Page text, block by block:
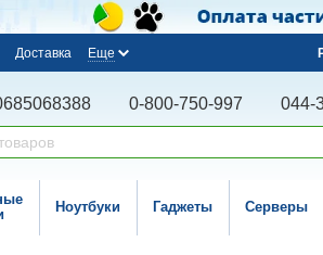
Доставка Еще
0-800-750-997 044-
Ноутбуки Гаджеты Серверы